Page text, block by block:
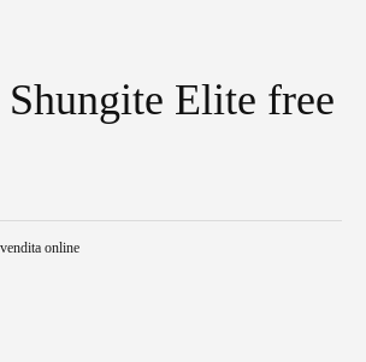
Shungite Elite free
online